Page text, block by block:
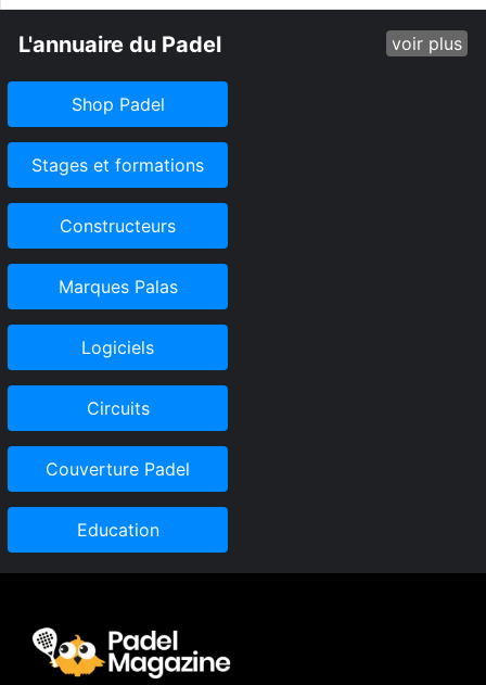
L'annuaire du Padel voir plus
Shop Padel
Stages et formations
Constructeurs
Marques Palas
Logiciels
Circuits
Couverture Padel
Education